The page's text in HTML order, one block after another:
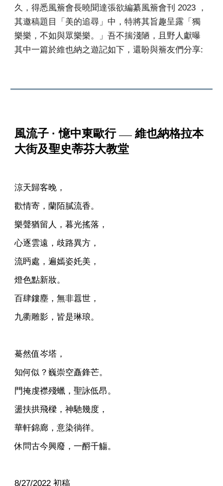
久，得悉風簷會長曉聞達張欲編纂風簷會刊 2023 ，
其邀稿題目「美的追尋」中，特將其旨趣呈露「獨
樂樂，不如與眾樂樂。」吾不揣淺陋，且野人獻曝
其中一篇於維也納之遊記如下，還盼與簷友們分享:
風流子 · 憶中東歐行—— 維也納格拉本
大街及聖史蒂芬大教堂
涼天歸客晚，
歡情寄，蘭陌膩流香。
樂聲猶留人，暮光搖落，
心逐雲遠，歧路異方，
流眄處，遍嫣姿奼美，
燈色點新妝。
百肆鏤塵，無非囂世，
九衢雕影，皆是琳琅。
驀然值岑塔，
知何似？巍崇空矗鋒芒。
門掩虔襟殘蠟，聖詠低昂。
盪扶拱飛樑，神馳幾度，
華軒錦廊，意染徜徉。
休問古今興廢，一酹千觴。
8/27/2022 初稿